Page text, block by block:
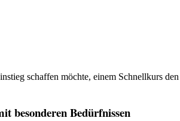
schaffen möchte, einem Schnellkurs
besonderen Bedürfnissen